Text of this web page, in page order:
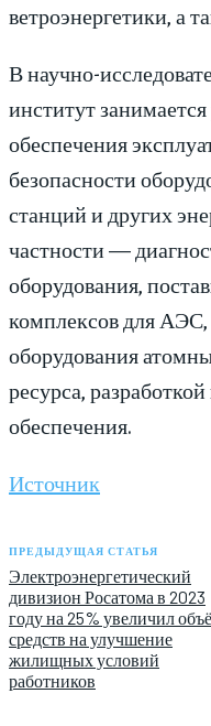
ветроэнергетики, а
В научно-
институт
обеспечения
безопасности
станций и других
частности —
оборудования,
комплексов для
оборудования
ресурса,
обеспечения.
Источник
ПРЕДЫДУЩАЯ СТАТЬЯ
Электроэнергетический
дивизион Росатома в 2023
году на 25% увеличил
средств на улучшение
жилищных условий
работников